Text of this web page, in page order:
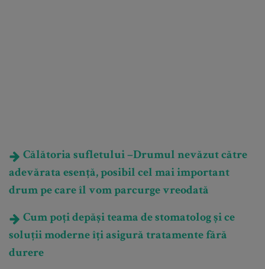
Călătoria sufletului –Drumul nevăzut către
adevărata esență, posibil cel mai important
drum pe care îl vom parcurge vreodată
Cum poți depăși teama de stomatolog și ce
soluții moderne îți asigură tratamente fără
durere